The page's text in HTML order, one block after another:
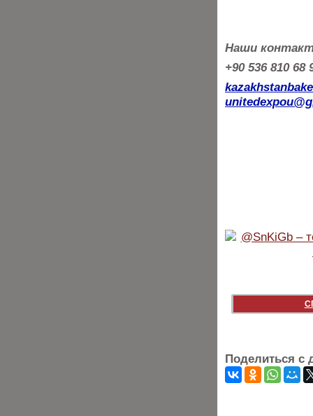
Наши
+90 536 810 68
Поделиться с